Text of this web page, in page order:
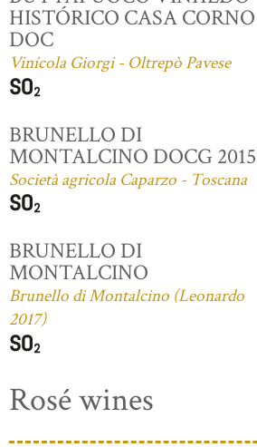
HISTÓRICO CASA CORNO
DOC
Vinícola Giorgi - Oltrepò Pavese
BRUNELLO DI
MONTALCINO DOCG 2015
Società agricola Caparzo - Toscana
BRUNELLO DI
MONTALCINO
Brunello di Montalcino (Leonardo
2017)
Rosé wines